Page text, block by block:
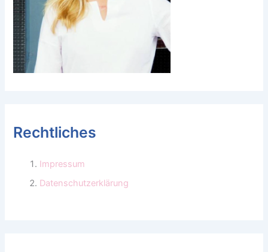
Rechtliches
Impressum
Datenschutzerklärung